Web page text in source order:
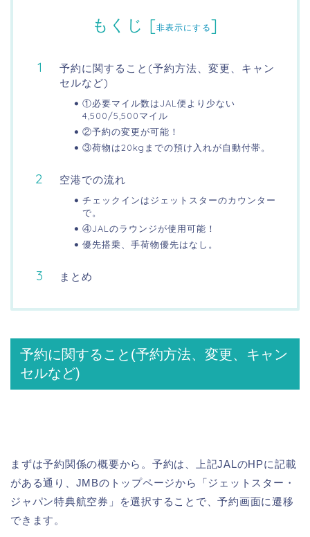
もくじ [非表示にする]
予約に関すること(予約方法、変更、キャン
セルなど)
①必要マイル数はJAL便より少ない
4,500/5,500マイル
②予約の変更が可能！
③荷物は20kgまでの預け入れが自動付帯。
空港での流れ
チェックインはジェットスターのカウンター
で。
④JALのラウンジが使用可能！
優先搭乗、手荷物優先はなし。
まとめ
予約に関すること(予約方法、変更、キャン
セルなど)
まずは予約関係の概要から。予約は、上記JALのHPに記載
がある通り、JMBのトップページから「ジェットスター・
ジャパン特典航空券」を選択することで、予約画面に遷移
できます。